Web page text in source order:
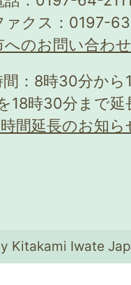
ァクス：0197-
へのお問い合わ
間：8時30分か
18時30分まで
間延長のお知ら
Kitakami Iwate